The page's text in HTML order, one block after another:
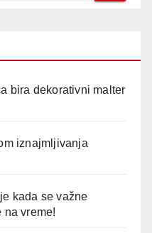
bira dekorativni malter
iznajmljivanja
kada se važne
na vreme!